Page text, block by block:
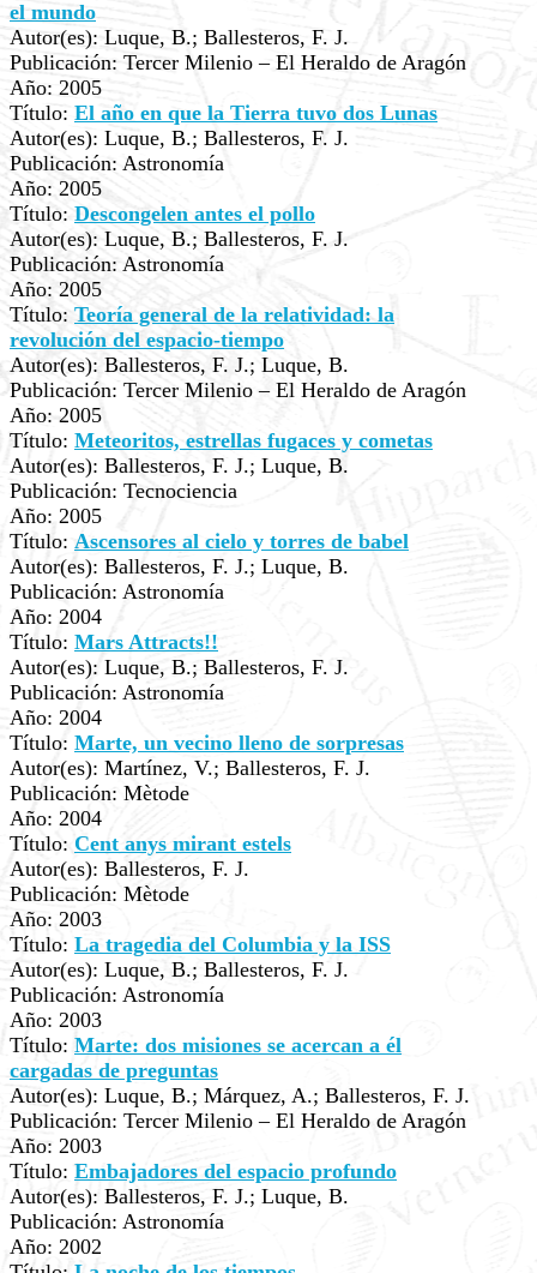
el mundo
Autor(es): Luque, B.; Ballesteros, F. J.
Publicación: Tercer Milenio – El Heraldo de Aragón
Año: 2005
Título: El año en que la Tierra tuvo dos Lunas
Autor(es): Luque, B.; Ballesteros, F. J.
Publicación: Astronomía
Año: 2005
Título: Descongelen antes el pollo
Autor(es): Luque, B.; Ballesteros, F. J.
Publicación: Astronomía
Año: 2005
Título: Teoría general de la relatividad: la
revolución del espacio-tiempo
Autor(es): Ballesteros, F. J.; Luque, B.
Publicación: Tercer Milenio – El Heraldo de Aragón
Año: 2005
Título: Meteoritos, estrellas fugaces y cometas
Autor(es): Ballesteros, F. J.; Luque, B.
Publicación: Tecnociencia
Año: 2005
Título: Ascensores al cielo y torres de babel
Autor(es): Ballesteros, F. J.; Luque, B.
Publicación: Astronomía
Año: 2004
Título: Mars Attracts!!
Autor(es): Luque, B.; Ballesteros, F. J.
Publicación: Astronomía
Año: 2004
Título: Marte, un vecino lleno de sorpresas
Autor(es): Martínez, V.; Ballesteros, F. J.
Publicación: Mètode
Año: 2004
Título: Cent anys mirant estels
Autor(es): Ballesteros, F. J.
Publicación: Mètode
Año: 2003
Título: La tragedia del Columbia y la ISS
Autor(es): Luque, B.; Ballesteros, F. J.
Publicación: Astronomía
Año: 2003
Título: Marte: dos misiones se acercan a él
cargadas de preguntas
Autor(es): Luque, B.; Márquez, A.; Ballesteros, F. J.
Publicación: Tercer Milenio – El Heraldo de Aragón
Año: 2003
Título: Embajadores del espacio profundo
Autor(es): Ballesteros, F. J.; Luque, B.
Publicación: Astronomía
Año: 2002